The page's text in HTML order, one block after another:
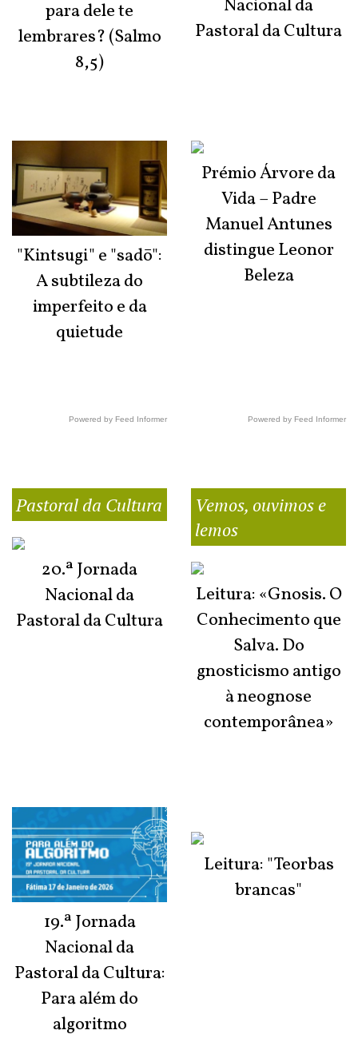
para dele te
lembrares? (Salmo
8,5)
"Kintsugi" e "sadō":
A subtileza do
imperfeito e da
quietude
Powered by Feed Informer
Nacional da
Pastoral da Cultura
Prémio Árvore da
Vida – Padre
Manuel Antunes
distingue Leonor
Beleza
Powered by Feed Informer
Pastoral da Cultura
20.ª Jornada
Nacional da
Pastoral da Cultura
19.ª Jornada
Nacional da
Pastoral da Cultura:
Para além do
algoritmo
Vemos, ouvimos e
lemos
Leitura: «Gnosis. O
Conhecimento que
Salva. Do
gnosticismo antigo
à neognose
contemporânea»
Leitura: "Teorbas
brancas"